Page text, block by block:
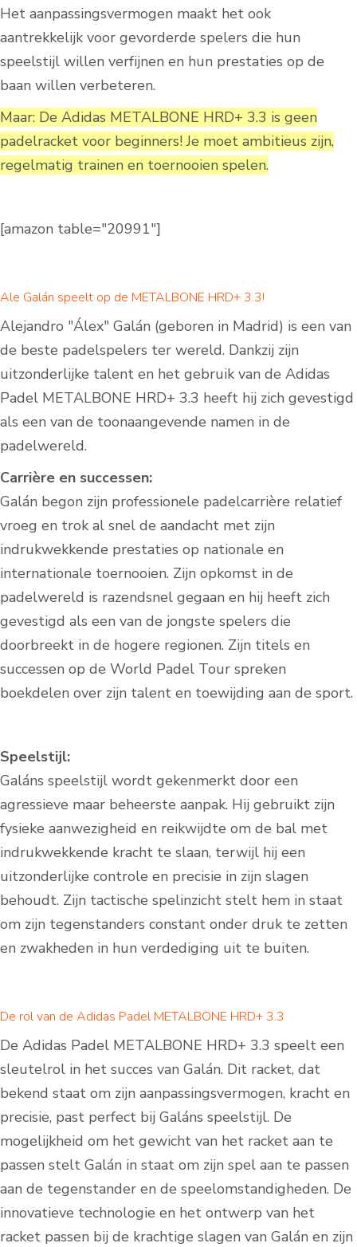
Het aanpassingsvermogen maakt het ook
aantrekkelijk voor gevorderde spelers die hun
speelstijl willen verfijnen en hun prestaties op de
baan willen verbeteren.
Maar: De Adidas METALBONE HRD+ 3.3 is geen
padelracket voor beginners! Je moet ambitieus zijn,
regelmatig trainen en toernooien spelen.
[amazon table="20991″]
Ale Galán speelt op de METALBONE HRD+ 3.3!
Alejandro "Álex" Galán (geboren in Madrid) is een van
de beste padelspelers ter wereld. Dankzij zijn
uitzonderlijke talent en het gebruik van de Adidas
Padel METALBONE HRD+ 3.3 heeft hij zich gevestigd
als een van de toonaangevende namen in de
padelwereld.
Carrière en successen:
Galán begon zijn professionele padelcarrière relatief
vroeg en trok al snel de aandacht met zijn
indrukwekkende prestaties op nationale en
internationale toernooien. Zijn opkomst in de
padelwereld is razendsnel gegaan en hij heeft zich
gevestigd als een van de jongste spelers die
doorbreekt in de hogere regionen. Zijn titels en
successen op de World Padel Tour spreken
boekdelen over zijn talent en toewijding aan de sport.
Speelstijl:
Galáns speelstijl wordt gekenmerkt door een
agressieve maar beheerste aanpak. Hij gebruikt zijn
fysieke aanwezigheid en reikwijdte om de bal met
indrukwekkende kracht te slaan, terwijl hij een
uitzonderlijke controle en precisie in zijn slagen
behoudt. Zijn tactische spelinzicht stelt hem in staat
om zijn tegenstanders constant onder druk te zetten
en zwakheden in hun verdediging uit te buiten.
De rol van de Adidas Padel METALBONE HRD+ 3.3
De Adidas Padel METALBONE HRD+ 3.3 speelt een
sleutelrol in het succes van Galán. Dit racket, dat
bekend staat om zijn aanpassingsvermogen, kracht en
precisie, past perfect bij Galáns speelstijl. De
mogelijkheid om het gewicht van het racket aan te
passen stelt Galán in staat om zijn spel aan te passen
aan de tegenstander en de speelomstandigheden. De
innovatieve technologie en het ontwerp van het
racket passen bij de krachtige slagen van Galán en zijn